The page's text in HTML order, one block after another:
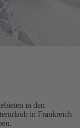
in den
in Frankreich